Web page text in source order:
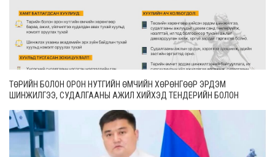
ТӨРИЙН БОЛОН ОРОН НУТГИЙН ӨМЧИЙН ХӨРӨНГӨӨР ЭРДЭМ
ШИНЖИЛГЭЭ, СУДАЛГААНЫ АЖИЛ ХИЙХЭД ТЕНДЕРИЙН БОЛОН